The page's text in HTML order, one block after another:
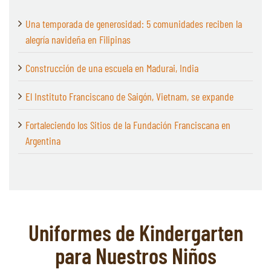
Uniformes de Kindergarten
para Nuestros Niños
Una temporada de generosidad: 5 comunidades reciben la
alegría navideña en Filipinas
Construcción de una escuela en Madurai, India
El Instituto Franciscano de Saigón, Vietnam, se expande
Fortaleciendo los Sitios de la Fundación Franciscana en
Argentina